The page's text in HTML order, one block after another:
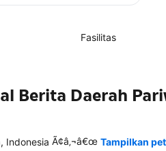
Fasilitas
Berita Daerah
Indonesia Ã¢â‚¬â€œ Tampilkan